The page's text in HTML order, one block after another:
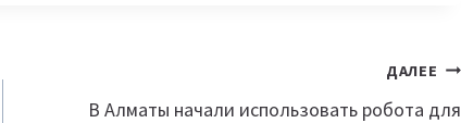
ДАЛЕЕ
В Алматы начали использовать робота для